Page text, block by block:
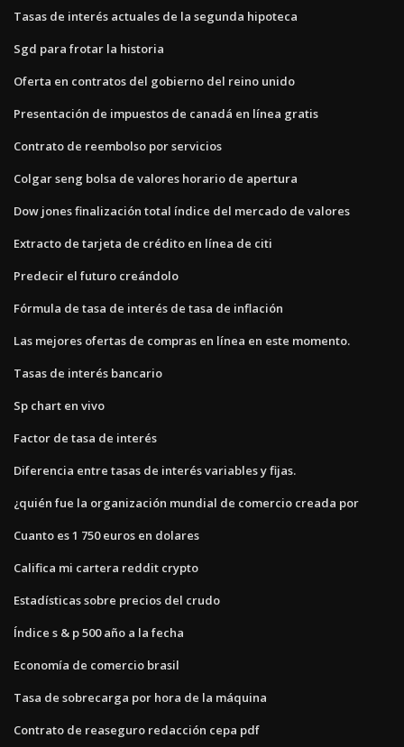
Tasas de interés actuales de la segunda hipoteca
Sgd para frotar la historia
Oferta en contratos del gobierno del reino unido
Presentación de impuestos de canadá en línea gratis
Contrato de reembolso por servicios
Colgar seng bolsa de valores horario de apertura
Dow jones finalización total índice del mercado de valores
Extracto de tarjeta de crédito en línea de citi
Predecir el futuro creándolo
Fórmula de tasa de interés de tasa de inflación
Las mejores ofertas de compras en línea en este momento.
Tasas de interés bancario
Sp chart en vivo
Factor de tasa de interés
Diferencia entre tasas de interés variables y fijas.
¿quién fue la organización mundial de comercio creada por
Cuanto es 1 750 euros en dolares
Califica mi cartera reddit crypto
Estadísticas sobre precios del crudo
Índice s & p 500 año a la fecha
Economía de comercio brasil
Tasa de sobrecarga por hora de la máquina
Contrato de reaseguro redacción cepa pdf